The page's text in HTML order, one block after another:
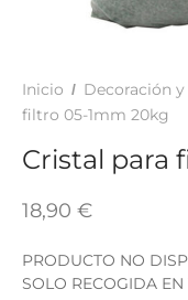
Inicio / Decoración
filtro 05-1mm 20kg
Cristal para
18,90 €
PRODUCTO NO
SOLO RECOGIDA
ADHESIVOS Y
Y
TINTES Y